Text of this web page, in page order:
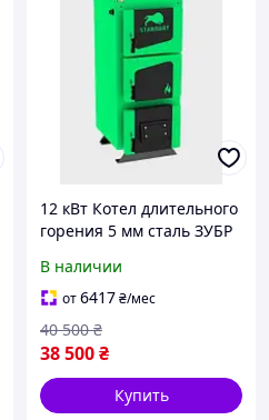
12 кВт Котел длительного
горения 5 мм сталь ЗУБР
В наличии
от6417₴/мес
38 500₴
40 500 ₴
Купить